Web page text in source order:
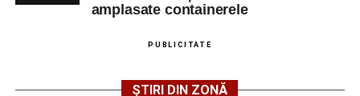
au venit la Sebeș și au susținut un recital apreciat de
tinerilor muzicieni și munca depusă în cadrul taberei, iar
amplasate containerele
PUBLICITATE
ȘTIRI DIN ZONĂ